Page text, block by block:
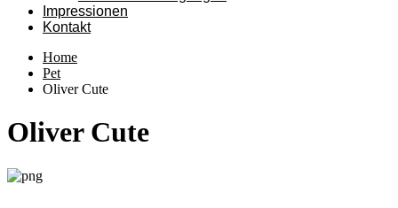
Impressionen
Kontakt
Home
Pet
Oliver Cute
Oliver Cute